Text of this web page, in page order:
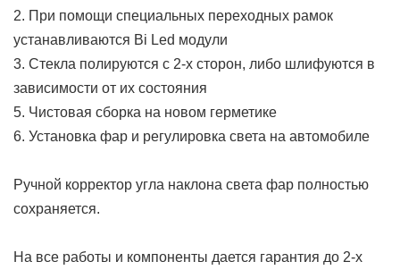
2. При помощи специальных переходных рамок
устанавливаются Bi Led модули
3. Стекла полируются с 2-х сторон, либо шлифуются в
зависимости от их состояния
5. Чистовая сборка на новом герметике
6. Установка фар и регулировка света на автомобиле
Ручной корректор угла наклона света фар полностью
сохраняется.
На все работы и компоненты дается гарантия до 2-х